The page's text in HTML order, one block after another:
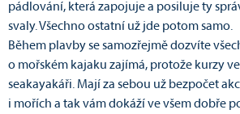
pádlování, která zapojuje a posiluje ty
svaly. Všechno ostatní už jde potom samo.
Během plavby se samozřejmě dozvíte
o mořském kajaku zajímá, protože kurzy
seakayakáři. Mají za sebou už bezpočet
i mořích a tak vám dokáží ve všem dobře